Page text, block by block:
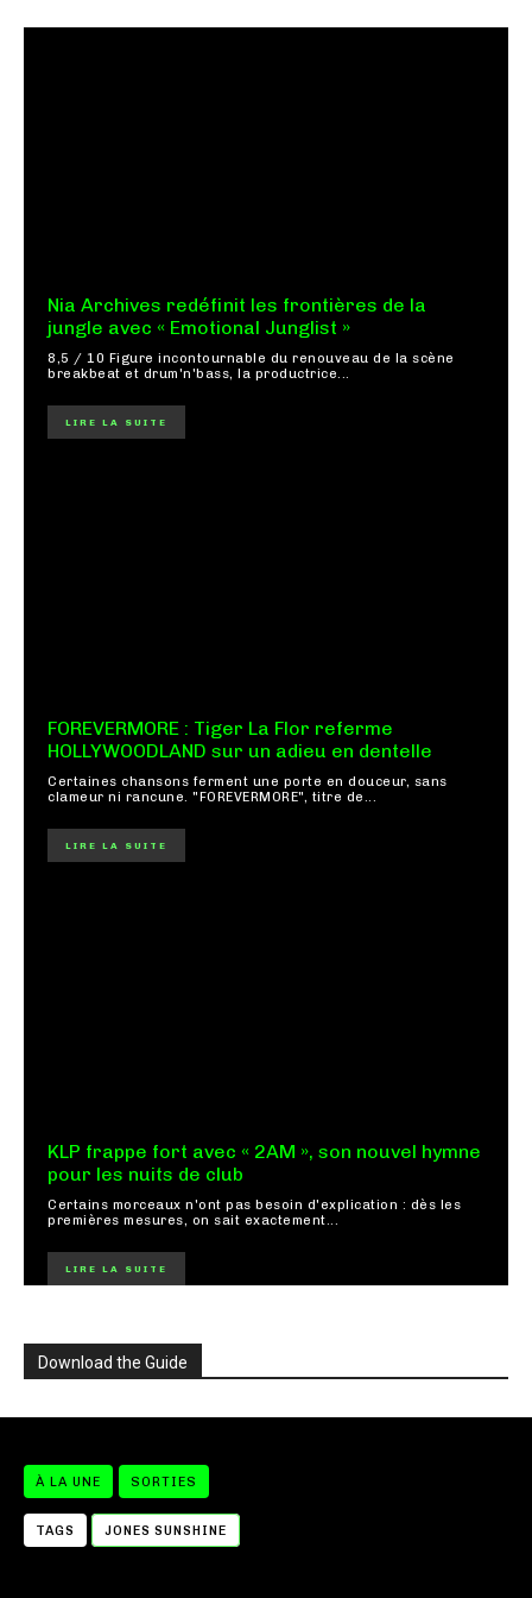
Nia Archives redéfinit les frontières de la
jungle avec « Emotional Junglist »
8,5 / 10 Figure incontournable du renouveau de la scène
breakbeat et drum'n'bass, la productrice...
LIRE LA SUITE
FOREVERMORE : Tiger La Flor referme
HOLLYWOODLAND sur un adieu en dentelle
Certaines chansons ferment une porte en douceur, sans
clameur ni rancune. "FOREVERMORE", titre de...
LIRE LA SUITE
KLP frappe fort avec « 2AM », son nouvel hymne
pour les nuits de club
Certains morceaux n'ont pas besoin d'explication : dès les
premières mesures, on sait exactement...
LIRE LA SUITE
Download the Guide
À LA UNE SORTIES
TAGS JONES SUNSHINE